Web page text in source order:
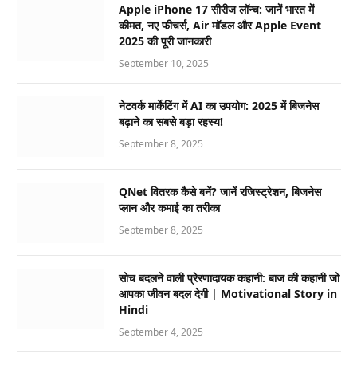
Apple iPhone 17 सीरीज लॉन्च: जानें भारत में
कीमत, नए फीचर्स, Air मॉडल और Apple Event
2025 की पूरी जानकारी
September 10, 2025
नेटवर्क मार्केटिंग में AI का उपयोग: 2025 में बिजनेस
बढ़ाने का सबसे बड़ा रहस्य!
September 8, 2025
QNet वितरक कैसे बनें? जानें रजिस्ट्रेशन, बिजनेस
प्लान और कमाई का तरीका
September 8, 2025
सोच बदलने वाली प्रेरणादायक कहानी: बाज की कहानी जो
आपका जीवन बदल देगी | Motivational Story in
Hindi
September 4, 2025